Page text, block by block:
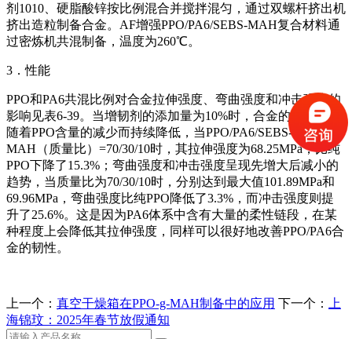
剂1010、硬脂酸锌按比例混合并搅拌混匀，通过双螺杆挤出机
挤出造粒制备合金。AF增强PPO/PA6/SEBS-MAH复合材料通
过密炼机共混制备，温度为260℃。
3．性能
PPO和PA6共混比例对合金拉伸强度、弯曲强度和冲击强度的
影响见表6-39。当增韧剂的添加量为10%时，合金的拉伸强度
随着PPO含量的减少而持续降低，当PPO/PA6/SEBS-
MAH（质量比）=70/30/10时，其拉伸强度为68.25MPa，比纯
PPO下降了15.3%；弯曲强度和冲击强度呈现先增大后减小的
趋势，当质量比为70/30/10时，分别达到最大值101.89MPa和
69.96MPa，弯曲强度比纯PPO降低了3.3%，而冲击强度则提
升了25.6%。这是因为PA6体系中含有大量的柔性链段，在某
种程度上会降低其拉伸强度，同样可以很好地改善PPO/PA6合
金的韧性。
上一个： 真空干燥箱在PPO-g-MAH制备中的应用 下一个：
上
海锦玟：2025年春节放假通知